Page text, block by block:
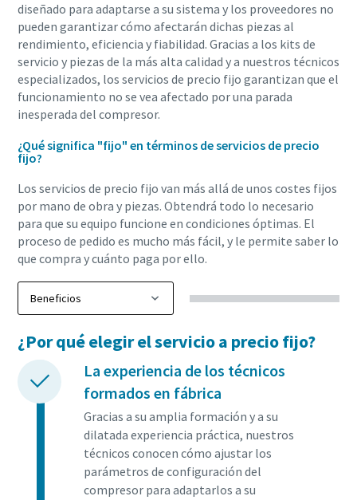
Todo lo que necesita saber sobre su proceso de
transporte neumático
Descubra cómo puede crear un proceso de transporte
neumático más eficiente.
Obtenga más información
diseñado para adaptarse a su sistema y los proveedores no
pueden garantizar cómo afectarán dichas piezas al
rendimiento, eficiencia y fiabilidad. Gracias a los kits de
servicio y piezas de la más alta calidad y a nuestros técnicos
especializados, los servicios de precio fijo garantizan que el
funcionamiento no se vea afectado por una parada
inesperada del compresor.
¿Qué significa "fijo" en términos de servicios de precio
fijo?
Los servicios de precio fijo van más allá de unos costes fijos
por mano de obra y piezas. Obtendrá todo lo necesario
para que su equipo funcione en condiciones óptimas. El
proceso de pedido es mucho más fácil, y le permite saber lo
que compra y cuánto paga por ello.
¿Por qué elegir el servicio a precio fijo?
La experiencia de los técnicos
formados en fábrica
Gracias a su amplia formación y a su
dilatada experiencia práctica, nuestros
técnicos conocen cómo ajustar los
parámetros de configuración del
compresor para adaptarlos a su